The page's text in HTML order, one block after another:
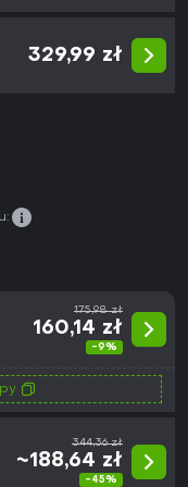
329,99 zł
175,98 zł
160,14 zł
-9%
344,36 zł
~188,64 zł
-45%